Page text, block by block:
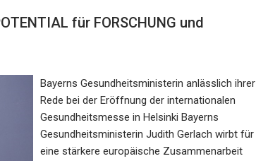
für FORSCHUNG und
Bayerns Gesundheitsministerin anlässlich ihrer
Rede bei der Eröffnung der internationalen
Gesundheitsmesse in Helsinki Bayerns
Gesundheitsministerin Judith Gerlach wirbt für
eine stärkere europäische Zusammenarbeit